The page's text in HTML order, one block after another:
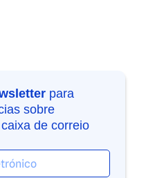
para
sobre
de correio